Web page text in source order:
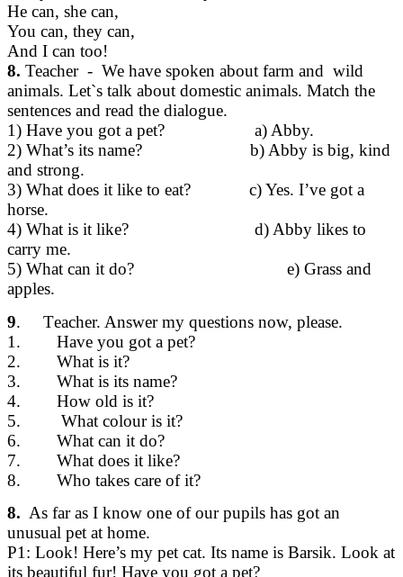
He can, she can,
You can, they can,
And I can too!
8. Teacher - We have spoken about farm and wild
animals. Let`s talk about domestic animals. Match the
sentences and read the dialogue.
1) Have you got a pet? a) Abby.
2) What’s its name? b) Abby is big, kind
and strong.
3) What does it like to eat? c) Yes. I’ve got a
horse.
4) What is it like? d) Abby likes to
carry me.
5) What can it do? e) Grass and
apples.
9. Тeacher. Answer my questions now, please.
1. Have you got a pet?
2. What is it?
3. What is its name?
4. How old is it?
5. What colour is it?
6. What can it do?
7. What does it like?
8. Who takes care of it?
8. As far as I know one of our pupils has got an
unusual pet at home.
P1: Look! Here’s my pet cat. Its name is Barsik. Look at
its beautiful fur! Have you got a pet?